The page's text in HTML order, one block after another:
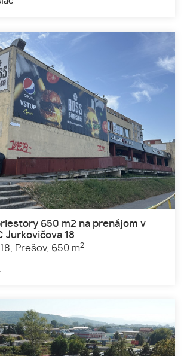
650 m2 na prenájom v
Jurkovičova 18
Prešov, 650 m2